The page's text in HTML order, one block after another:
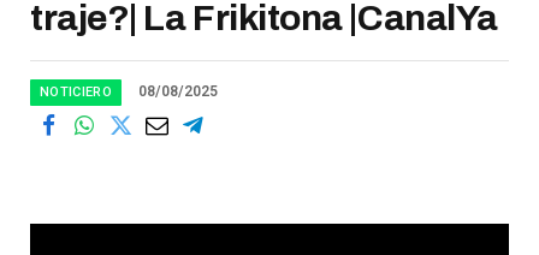
traje?| La Frikitona |CanalYa
NOTICIERO 08/08/2025